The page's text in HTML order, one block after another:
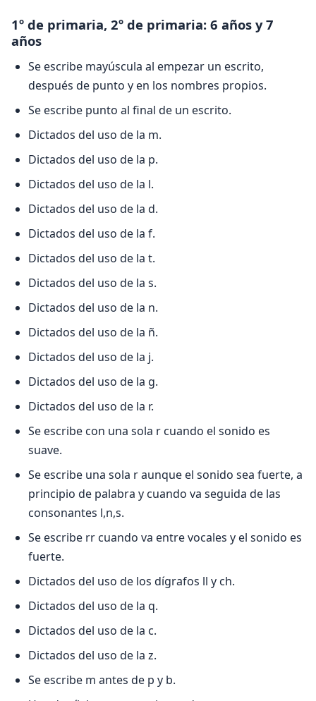
1º de primaria, 2º de primaria: 6 años y 7
años
Se escribe mayúscula al empezar un escrito,
después de punto y en los nombres propios.
Se escribe punto al final de un escrito.
Dictados del uso de la m.
Dictados del uso de la p.
Dictados del uso de la l.
Dictados del uso de la d.
Dictados del uso de la f.
Dictados del uso de la t.
Dictados del uso de la s.
Dictados del uso de la n.
Dictados del uso de la ñ.
Dictados del uso de la j.
Dictados del uso de la g.
Dictados del uso de la r.
Se escribe con una sola r cuando el sonido es
suave.
Se escribe una sola r aunque el sonido sea fuerte, a
principio de palabra y cuando va seguida de las
consonantes l,n,s.
Se escribe rr cuando va entre vocales y el sonido es
fuerte.
Dictados del uso de los dígrafos ll y ch.
Dictados del uso de la q.
Dictados del uso de la c.
Dictados del uso de la z.
Se escribe m antes de p y b.